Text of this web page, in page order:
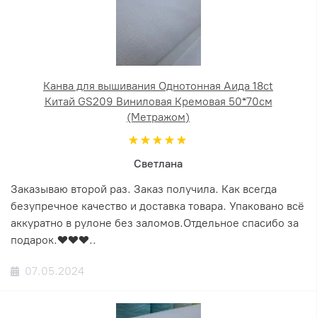
Канва для вышивания Однотонная Аида 18ct
Китай GS209 Виниловая Кремовая 50*70см
(Метражом)
Светлана
Заказываю второй раз. Заказ получила. Как всегда
безупречное качество и доставка товара. Упаковано всё
аккуратно в рулоне без заломов.Отдельное спасибо за
подарок.❤️❤️❤️..
07.05.2024